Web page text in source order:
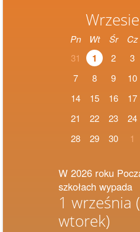
Pn Wt Śr Cz
31
1 2 3
7
8 9 10
14
15 16 17
21
22 23 24
28
29 30 1
W 2026 roku
szkołach wypada
1 września
wtorek)